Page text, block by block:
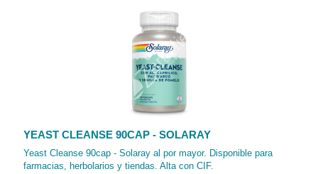
YEAST CLEANSE 90CAP - SOLARAY
Yeast Cleanse 90cap - Solaray al por mayor. Disponible para
farmacias, herbolarios y tiendas. Alta con CIF.